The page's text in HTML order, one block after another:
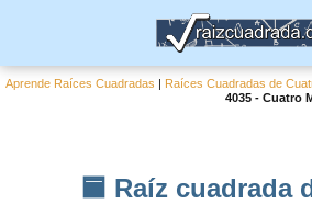
Aprende Raíces Cuadradas | Raíces Cuadradas de
4035 - Cuatro
🟦 Raíz cuadrada